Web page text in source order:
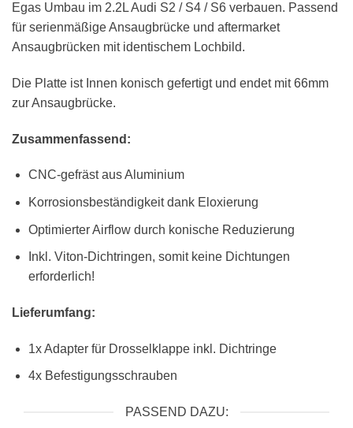
Egas Umbau im 2.2L Audi S2 / S4 / S6 verbauen. Passend
für serienmäßige Ansaugbrücke und aftermarket
Ansaugbrücken mit identischem Lochbild.
Die Platte ist Innen konisch gefertigt und endet mit 66mm
zur Ansaugbrücke.
Zusammenfassend:
CNC-gefräst aus Aluminium
Korrosionsbeständigkeit dank Eloxierung
Optimierter Airflow durch konische Reduzierung
Inkl. Viton-Dichtringen, somit keine Dichtungen
erforderlich!
Lieferumfang:
1x Adapter für Drosselklappe inkl. Dichtringe
4x Befestigungsschrauben
PASSEND DAZU: